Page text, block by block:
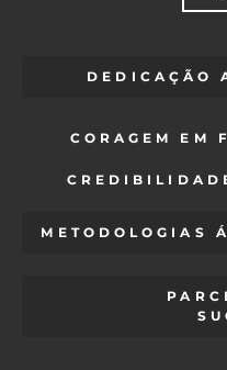
DEDICAÇÃO
CORAGEM EM
METODOLOGIAS